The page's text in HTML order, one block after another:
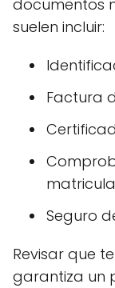
documentos
suelen incluir:
Factura
Seguro
Revisar que
garantiza un